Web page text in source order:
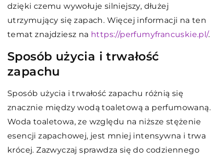
dzięki czemu wywołuje silniejszy, dłużej
utrzymujący się zapach. Więcej informacji na ten
temat znajdziesz na https://perfumyfrancuskie.pl/.
Sposób użycia i trwałość
zapachu
Sposób użycia i trwałość zapachu różnią się
znacznie między wodą toaletową a perfumowaną.
Woda toaletowa, ze względu na niższe stężenie
esencji zapachowej, jest mniej intensywna i trwa
krócej. Zazwyczaj sprawdza się do codziennego